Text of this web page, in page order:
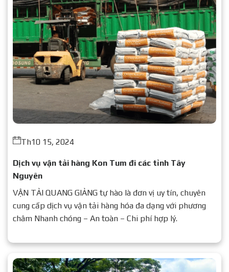
Th10 15, 2024
Dịch vụ vận tải hàng Kon Tum đi các tỉnh Tây
Nguyên
VẬN TẢI QUANG GIẢNG tự hào là đơn vị uy tín, chuyên
cung cấp dịch vụ vận tải hàng hóa đa dạng với phương
châm Nhanh chóng – An toàn – Chi phí hợp lý.